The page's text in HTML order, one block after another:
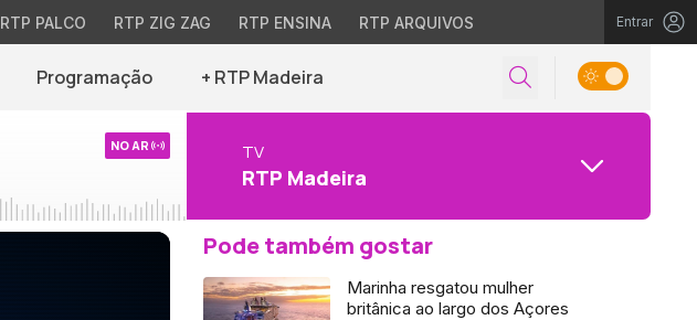
RTP PALCO RTP ZIG ZAG RTP ENSINA RTP ARQUIVOS Entrar
Programação + RTP Madeira
NO AR TV
RTP Madeira
Pode também gostar
Marinha resgatou mulher
britânica ao largo dos Açores